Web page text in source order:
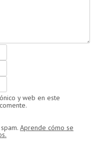
y web en este
Aprende cómo se